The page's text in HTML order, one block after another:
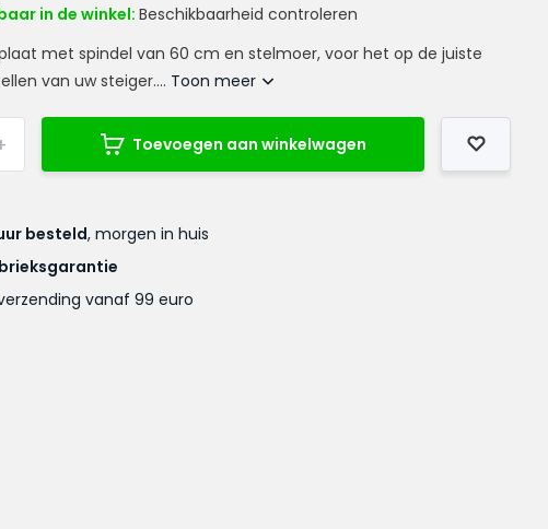
in de winkel:Beschikbaarheid controleren
met spindel van 60 cm en stelmoer, voor het op de juiste
van uw steiger.... Toon meer
Toevoegen aan winkelwagen
besteld, morgen in huis
vanaf 99 euro